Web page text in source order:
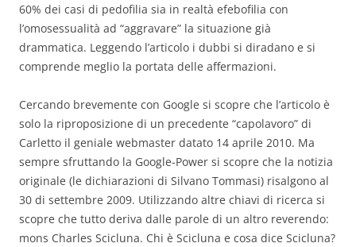
60% dei casi di pedofilia sia in realtà efebofilia con
l’omosessualità ad “aggravare” la situazione già
drammatica. Leggendo l’articolo i dubbi si diradano e si
comprende meglio la portata delle affermazioni.
Cercando brevemente con Google si scopre che l’articolo è
solo la riproposizione di un precedente “capolavoro” di
Carletto il geniale webmaster datato 14 aprile 2010. Ma
sempre sfruttando la Google-Power si scopre che la notizia
originale (le dichiarazioni di Silvano Tommasi) risalgono al
30 di settembre 2009. Utilizzando altre chiavi di ricerca si
scopre che tutto deriva dalle parole di un altro reverendo:
mons Charles Scicluna. Chi è Scicluna e cosa dice Scicluna?